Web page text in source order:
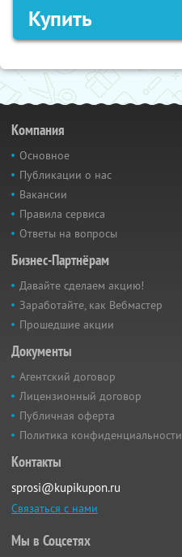
Купить
Компания
Основное
Публикации о нас
Вакансии
Правила сервиса
Ответы на вопросы
Бизнес-Партнёрам
Давайте сделаем акцию!
Заработайте, как Вебмастер
Прошедшие акции
Документы
Агентский договор
Лицензионный договор
Публичная оферта
Политика конфиденциальности
Контакты
sprosi@kupikupon.ru
Связаться с нами
Мы в Соцсетях